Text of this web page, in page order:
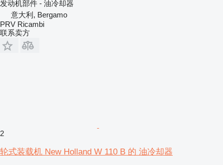
发动机部件 - 油冷却器
意大利, Bergamo
PRV Ricambi
联系卖方
2
轮式装载机 New Holland W 110 B 的 油冷却器